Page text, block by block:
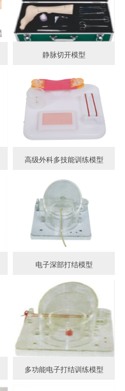
静脉切开模型
高级外科多技能训练模型
电子深部打结模型
多功能电子打结训练模型